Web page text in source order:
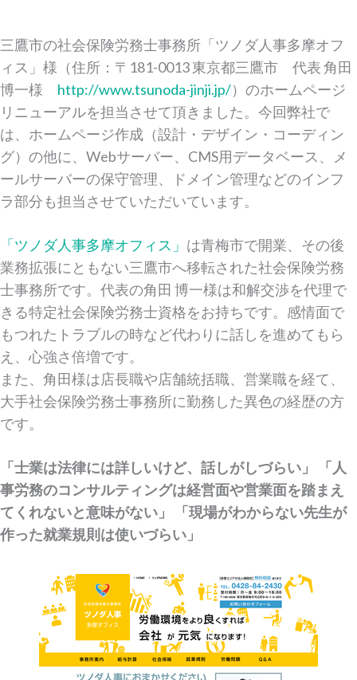
三鷹市の社会保険労務士事務所「ツノダ人事多摩オフ
ィス」様（住所：〒181-0013 東京都三鷹市 代表 角田
博一様 http://www.tsunoda-jinji.jp/）のホームページ
リニューアルを担当させて頂きました。今回弊社で
は、ホームページ作成（設計・デザイン・コーディン
グ）の他に、Webサーバー、CMS用データベース、メ
ールサーバーの保守管理、ドメイン管理などのインフ
ラ部分も担当させていただいています。
「ツノダ人事多摩オフィス」 は青梅市で開業、その後
業務拡張にともない三鷹市へ移転された社会保険労務
士事務所です。代表の角田 博一様は和解交渉を代理で
きる特定社会保険労務士資格をお持ちです。感情面で
もつれたトラブルの時など代わりに話しを進めてもら
え、心強さ倍増です。
また、角田様は店長職や店舗統括職、営業職を経て、
大手社会保険労務士事務所に勤務した異色の経歴の方
です。
「士業は法律には詳しいけど、話しがしづらい」 「人
事労務のコンサルティングは経営面や営業面を踏まえ
てくれないと意味がない」 「現場がわからない先生が
作った就業規則は使いづらい」